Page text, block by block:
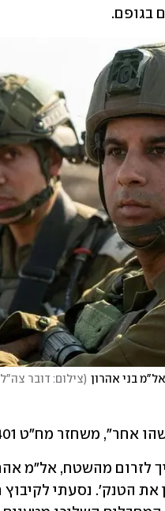
בגופם.
בני אהרון (צילום: דובר צה"ל
מח"ט 401, אל"מ בני אהרון.